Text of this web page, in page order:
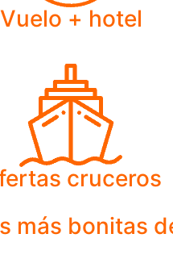
Vuelo + hotel
cruceros
más bonitas